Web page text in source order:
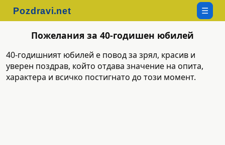
☰
Пожелания за 40-годишен юбилей
40-годишният юбилей е повод за зрял, красив и
уверен поздрав, който отдава значение на опита,
характера и всичко постигнато до този момент.